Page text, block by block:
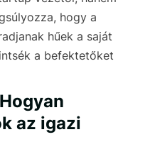
hogy a
hűek a saját
a befektetőket
az igazi